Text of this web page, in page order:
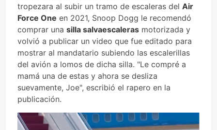
tropezara al subir un tramo de escaleras del Air
Force One en 2021, Snoop Dogg le recomendó
comprar una silla salvaescaleras motorizada y
volvió a publicar un video que fue editado para
mostrar al mandatario subiendo las escalerillas
del avión a lomos de dicha silla. "Le compré a
mamá una de estas y ahora se desliza
suevamente, Joe", escribió el rapero en la
publicación.